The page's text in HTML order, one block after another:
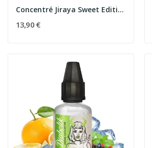
Concentré Jiraya Sweet Edition 30ml Ultimate -...
13,90 €